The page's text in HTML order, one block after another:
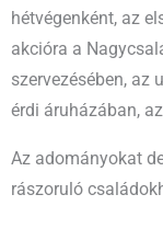
hétvégenként, az
akcióra a
szervezésében, az
érdi áruházában,
Az adományokat
rászoruló